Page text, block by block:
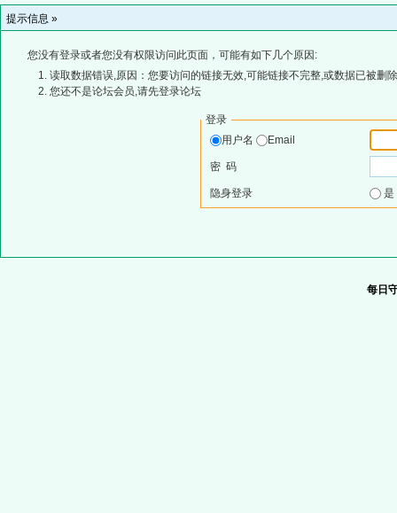
提示信息 »
您没有登录或者您没有权限访问此页面，可能有如下几个原因:
读取数据错误,原因：您要访问的链接无效,可能链接不完整,或数据已被删
您还不是论坛会员,请先登录论坛
登录
用户名
Email
密 码
隐身登录
每日